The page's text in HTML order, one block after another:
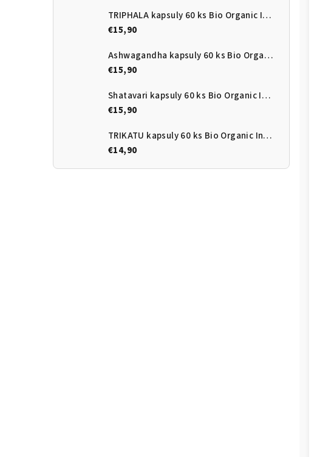
TRIPHALA kapsuly 60 ks Bio Organic India
€15,90
Ashwagandha kapsuly 60 ks Bio Organic India
€15,90
Shatavari kapsuly 60 ks Bio Organic India
€15,90
TRIKATU kapsuly 60 ks Bio Organic India
€14,90